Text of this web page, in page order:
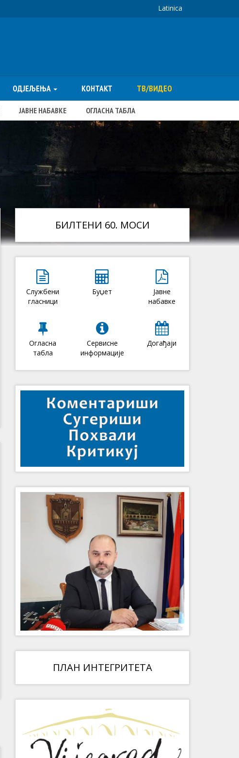
Latinica
ОДЈЕЉЕЊА КОНТАКТ ТВ/ВИДЕО
ЈАВНЕ НАБАВКЕ ОГЛАСНА ТАБЛА
БИЛТЕНИ 60. МОСИ
Службени
гласници
Буџет
Јавне
набавке
Огласна
табла
Сервисне
информације
Догађаји
ПЛАН ИНТЕГРИТЕТА